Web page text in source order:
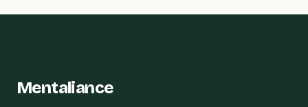
robot
métaboliques et
Mentaliance